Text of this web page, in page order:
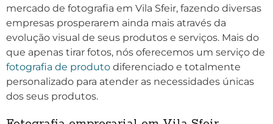
mercado de fotografia em Vila Sfeir, fazendo diversas
empresas prosperarem ainda mais através da
evolução visual de seus produtos e serviços. Mais do
que apenas tirar fotos, nós oferecemos um serviço de
fotografia de produto diferenciado e totalmente
personalizado para atender as necessidades únicas
dos seus produtos.